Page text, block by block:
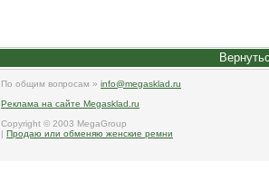
По общим вопросам » info@megasklad.ru
Реклама на сайте Megasklad.ru
Copyright © 2003 MegaGroup
| Продаю или обменяю женские ремни